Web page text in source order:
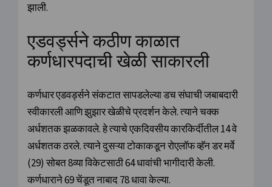
झाली.
एडवर्ड्सने कठीण काळात
कर्णधारपदाची खेळी साकारली
कर्णधार एडवर्ड्सने संकटात सापडलेल्या डच संघाची जबाबदारी
स्वीकारली आणि झुझार खेळीचे प्रदर्शन केले. त्याने चक्क
अर्धशतक झळकावले. हे त्याचे एकदिवसीय कारकिर्दीतील 14 वे
अर्धशतक ठरले. त्याने दुसऱ्या टोकाकडून रोएलॉफ व्हॅन डर मर्वे
(29) सोबत 8व्या विकेटसाठी 64 धावांची भागीदारी केली.
कर्णधाराने 69 चेंडूत नाबाद 78 धावा केल्या.